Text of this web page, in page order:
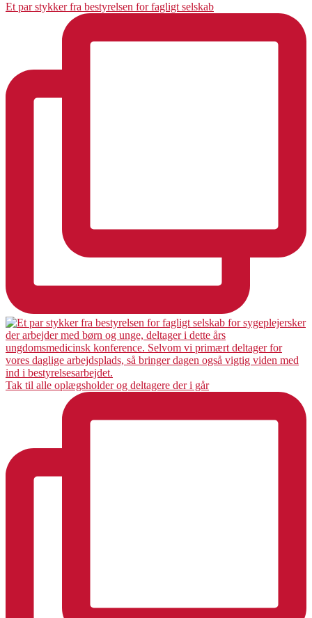
Et par stykker fra bestyrelsen for fagligt selskab
Tak til alle oplægsholder og deltagere der i går